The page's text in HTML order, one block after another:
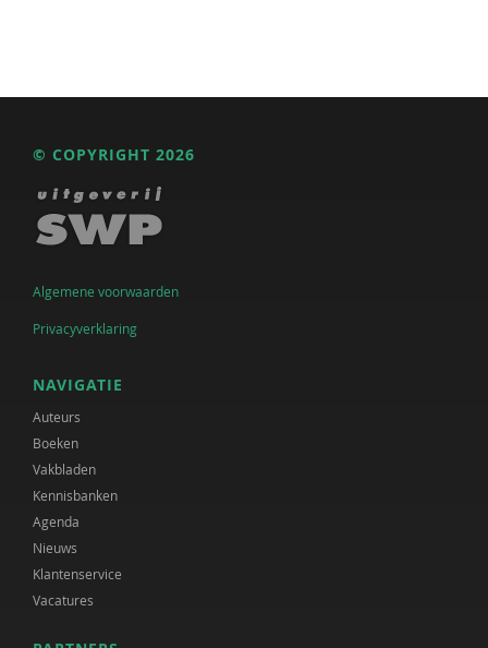
© COPYRIGHT 2026
Algemene voorwaarden
Privacyverklaring
NAVIGATIE
Auteurs
Boeken
Vakbladen
Kennisbanken
Agenda
Nieuws
Klantenservice
Vacatures